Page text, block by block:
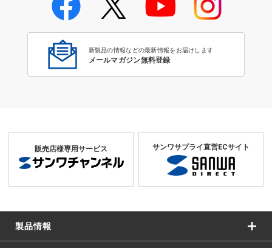
学校教育のICT環境整備特集
新製品の情報などの最新情報をお届けします
メールマガジン無料登録
販売店様専用サービス サンワサプライ直営ECサイト
製品情報